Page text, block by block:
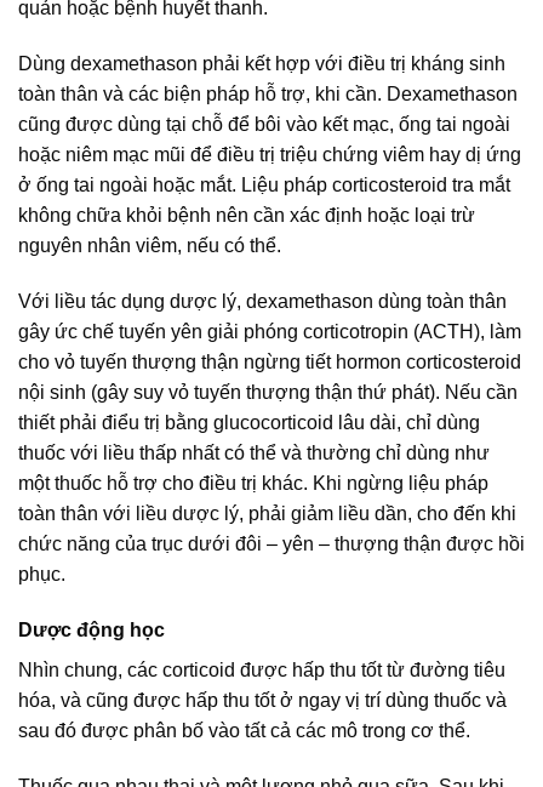
quản hoặc bệnh huyết thanh.
Dùng dexamethason phải kết hợp với điều trị kháng sinh
toàn thân và các biện pháp hỗ trợ, khi cần. Dexamethason
cũng được dùng tại chỗ để bôi vào kết mạc, ống tai ngoài
hoặc niêm mạc mũi để điều trị triệu chứng viêm hay dị ứng
ở ống tai ngoài hoặc mắt. Liệu pháp corticosteroid tra mắt
không chữa khỏi bệnh nên cần xác định hoặc loại trừ
nguyên nhân viêm, nếu có thể.
Với liều tác dụng dược lý, dexamethason dùng toàn thân
gây ức chế tuyến yên giải phóng corticotropin (ACTH), làm
cho vỏ tuyến thượng thận ngừng tiết hormon corticosteroid
nội sinh (gây suy vỏ tuyến thượng thận thứ phát). Nếu cần
thiết phải điểu trị bằng glucocorticoid lâu dài, chỉ dùng
thuốc với liều thấp nhất có thể và thường chỉ dùng như
một thuốc hỗ trợ cho điều trị khác. Khi ngừng liệu pháp
toàn thân với liều dược lý, phải giảm liều dần, cho đến khi
chức năng của trục dưới đôi – yên – thượng thận được hồi
phục.
Dược động học
Nhìn chung, các corticoid được hấp thu tốt từ đường tiêu
hóa, và cũng được hấp thu tốt ở ngay vị trí dùng thuốc và
sau đó được phân bố vào tất cả các mô trong cơ thể.